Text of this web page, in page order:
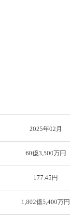
2025年02月
60億3,500万円
177.45円
1,802億5,400万円